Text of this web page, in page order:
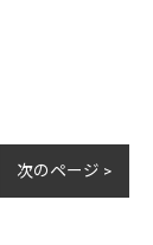
次のページ >